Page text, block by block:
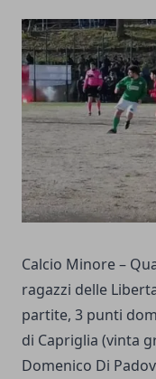
Calcio Minore –
ragazzi delle
partite, 3 punti
di Capriglia (vinta
Domenico Di